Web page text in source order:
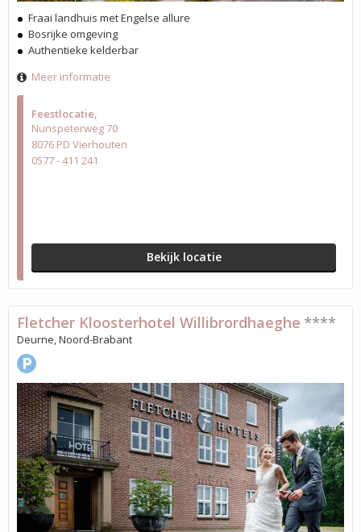
Feestlocatie
Nunspeterweg 70
8076 PD Vierhouten
0577 - 411 241
Bekijk locatie
Fraai landhuis met Engelse allure
Bosrijke omgeving
Authentieke kelderbar
Meer informatie
Fletcher Kloosterhotel Willibrordhaeghe ****
Deurne, Noord-Brabant